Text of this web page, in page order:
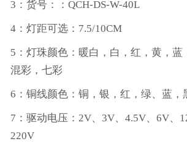
3：货号： ： QCH-DS-W-40L
4：灯距可选：7.5/10CM
5：灯珠颜色：暖白，白，红，黄，蓝
混彩，七彩
6：铜线颜色：铜，银，红，绿、蓝，
7：驱动电压：2V、3V、4.5V、6V、
220V